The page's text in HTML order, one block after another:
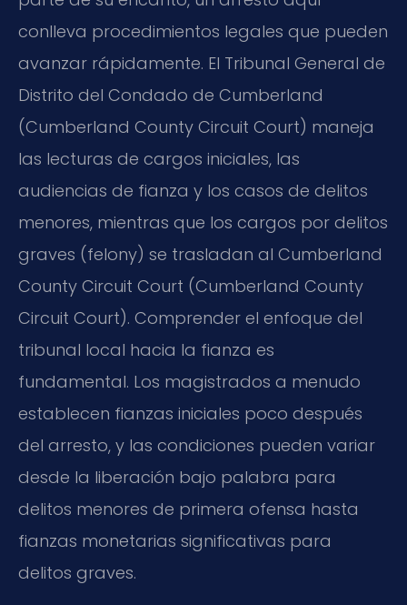
conlleva procedimientos legales que pueden
avanzar rápidamente. El Tribunal General de
Distrito del Condado de Cumberland
(Cumberland County Circuit Court) maneja
las lecturas de cargos iniciales, las
audiencias de fianza y los casos de delitos
menores, mientras que los cargos por delitos
graves (felony) se trasladan al Cumberland
County Circuit Court (Cumberland County
Circuit Court). Comprender el enfoque del
tribunal local hacia la fianza es
fundamental. Los magistrados a menudo
establecen fianzas iniciales poco después
del arresto, y las condiciones pueden variar
desde la liberación bajo palabra para
delitos menores de primera ofensa hasta
fianzas monetarias significativas para
delitos graves.